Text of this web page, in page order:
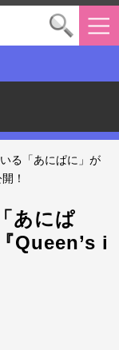
る「あにぱに」が
！
あにぱ
Queen’s i